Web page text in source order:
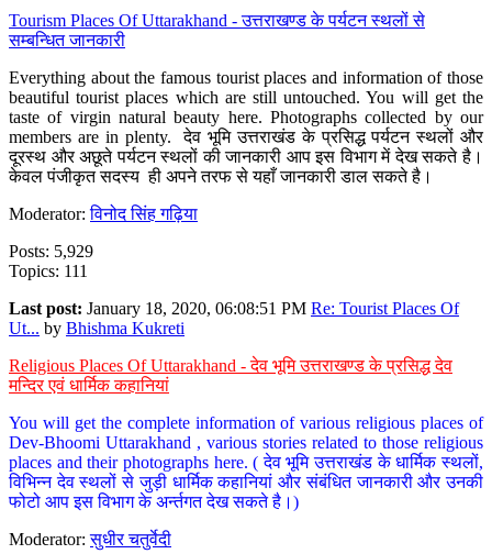
Tourism Places Of Uttarakhand - उत्तराखण्ड के पर्यटन स्थलों से
सम्बन्धित जानकारी
Everything about the famous tourist places and information of those
beautiful tourist places which are still untouched. You will get the
taste of virgin natural beauty here. Photographs collected by our
members are in plenty. देव भूमि उत्तराखंड के प्रसिद्ध पर्यटन स्थलों और
दूरस्थ और अछूते पर्यटन स्थलों की जानकारी आप इस विभाग में देख सकते है।
केवल पंजीकृत सदस्य ही अपने तरफ से यहाँ जानकारी डाल सकते है।
Moderator:विनोद सिंह गढ़िया
Posts: 5,929
Topics: 111
Last post: January 18, 2020, 06:08:51 PM Re: Tourist Places Of
Ut... by Bhishma Kukreti
Religious Places Of Uttarakhand - देव भूमि उत्तराखण्ड के प्रसिद्ध देव
मन्दिर एवं धार्मिक कहानियां
You will get the complete information of various religious places of
Dev-Bhoomi Uttarakhand , various stories related to those religious
places and their photographs here. ( देव भूमि उत्तराखंड के धार्मिक स्थलों,
विभिन्न देव स्थलों से जुड़ी धार्मिक कहानियां और संबंधित जानकारी और उनकी
फोटो आप इस विभाग के अर्न्तगत देख सकते है।)
Moderator:सुधीर चतुर्वेदी